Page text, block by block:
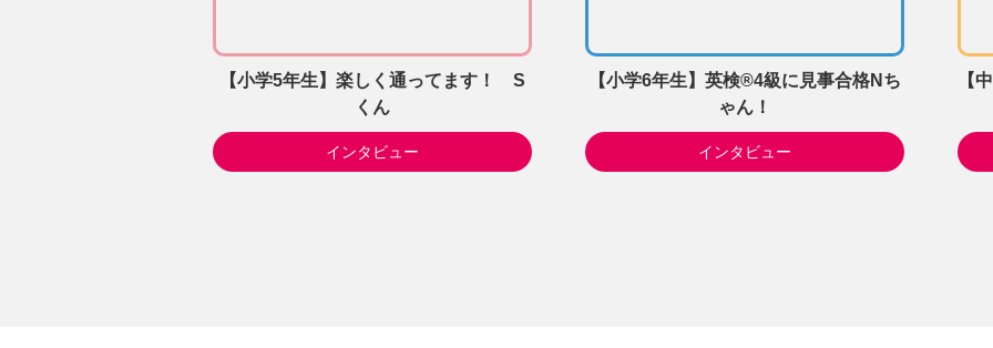
【小学5年生】楽しく通ってます！ S
くん
インタビュー
【小学6年生】英検®4級に見事合格Nち
ゃん！
インタビュー
【